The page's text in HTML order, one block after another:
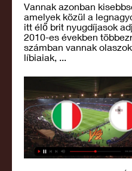
Vannak azonban
amelyek közül a
itt élő brit nyugdíjasok
2010-es években
számban vannak
líbiaiak, ...